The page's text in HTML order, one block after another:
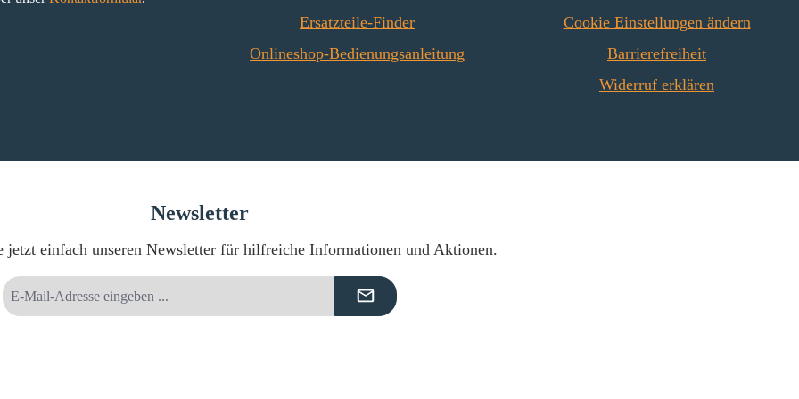
Ersatzteile-Finder
Onlineshop-Bedienungsanleitung
Cookie Einstellungen ändern
Barrierefreiheit
Widerruf erklären
Newsletter
jetzt einfach unseren Newsletter für hilfreiche Informationen und Aktionen.
E-
Mail-